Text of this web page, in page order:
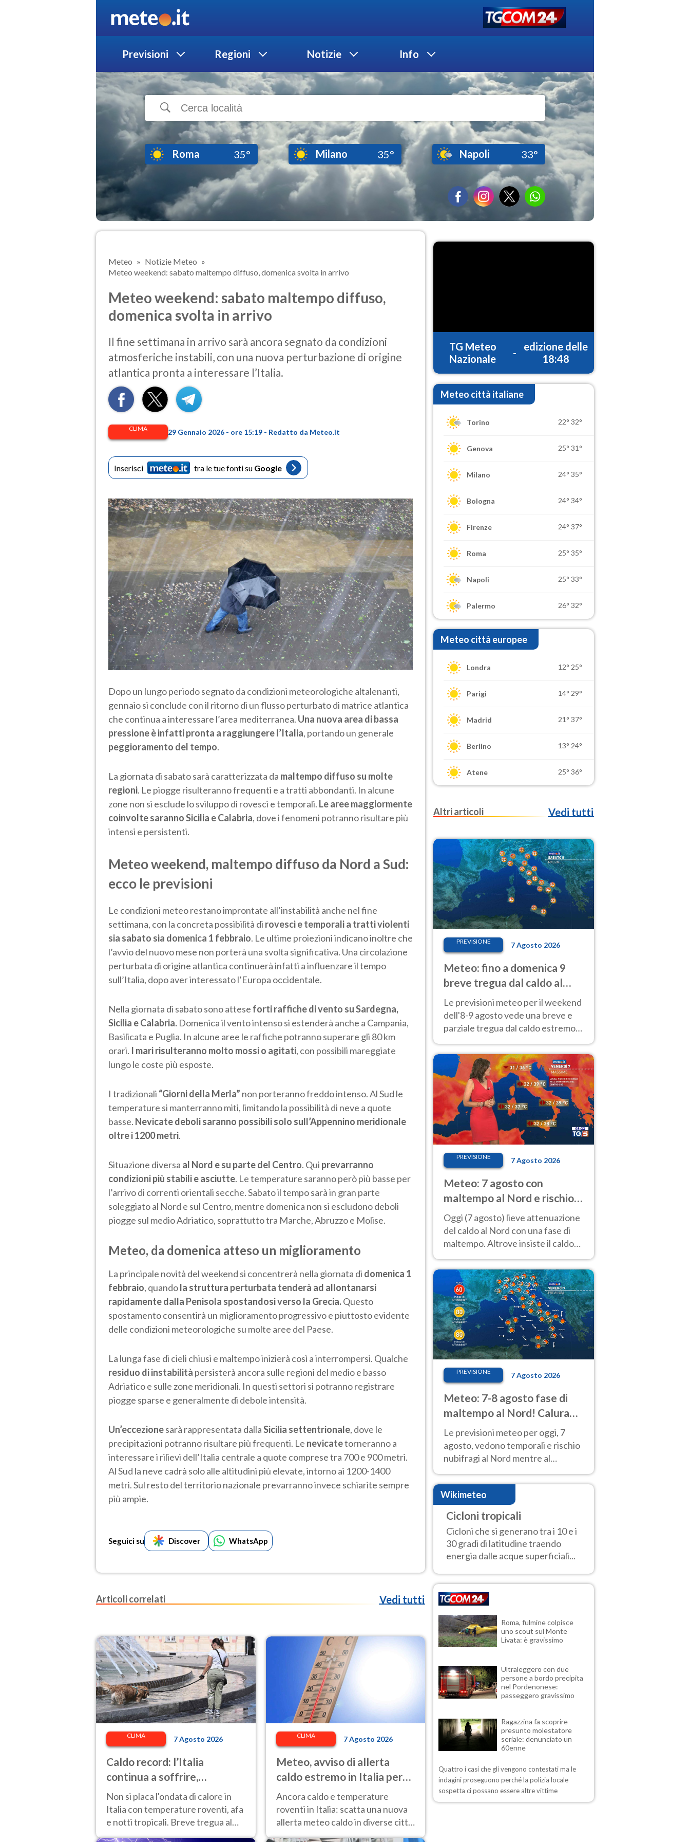
Previsioni Regioni Notizie Info
Roma 35° Milano 35° Napoli 33°
Meteo
Notizie Meteo
Meteo weekend: sabato maltempo diffuso, domenica svolta in arrivo
Meteo weekend: sabato maltempo diffuso,
domenica svolta in arrivo
Il fine settimana in arrivo sarà ancora segnato da condizioni
atmosferiche instabili, con una nuova perturbazione di origine
atlantica pronta a interessare l’Italia.
CLIMA 29 Gennaio 2026 - ore 15:19 - Redatto da Meteo.it
Inserisci tra le tue fonti su Google
Dopo un lungo periodo segnato da condizioni meteorologiche altalenanti,
gennaio si conclude con il ritorno di un flusso perturbato di matrice atlantica
che continua a interessare l’area mediterranea. Una nuova area di bassa
pressione è infatti pronta a raggiungere l’Italia, portando un generale
peggioramento del tempo.
La giornata di sabato sarà caratterizzata da maltempo diffuso su molte
regioni. Le piogge risulteranno frequenti e a tratti abbondanti. In alcune
zone non si esclude lo sviluppo di rovesci e temporali. Le aree maggiormente
coinvolte saranno Sicilia e Calabria, dove i fenomeni potranno risultare più
intensi e persistenti.
Meteo weekend, maltempo diffuso da Nord a Sud:
ecco le previsioni
Le condizioni meteo restano improntate all’instabilità anche nel fine
settimana, con la concreta possibilità di rovesci e temporali a tratti violenti
sia sabato sia domenica 1 febbraio. Le ultime proiezioni indicano inoltre che
l’avvio del nuovo mese non porterà una svolta significativa. Una circolazione
perturbata di origine atlantica continuerà infatti a influenzare il tempo
sull’Italia, dopo aver interessato l’Europa occidentale.
Nella giornata di sabato sono attese forti raffiche di vento su Sardegna,
Sicilia e Calabria. Domenica il vento intenso si estenderà anche a Campania,
Basilicata e Puglia. In alcune aree le raffiche potranno superare gli 80 km
orari. I mari risulteranno molto mossi o agitati, con possibili mareggiate
lungo le coste più esposte.
I tradizionali “Giorni della Merla” non porteranno freddo intenso. Al Sud le
temperature si manterranno miti, limitando la possibilità di neve a quote
basse. Nevicate deboli saranno possibili solo sull’Appennino meridionale
oltre i 1200 metri.
Situazione diversa al Nord e su parte del Centro. Qui prevarranno
condizioni più stabili e asciutte. Le temperature saranno però più basse per
l’arrivo di correnti orientali secche. Sabato il tempo sarà in gran parte
soleggiato al Nord e sul Centro, mentre domenica non si escludono deboli
piogge sul medio Adriatico, soprattutto tra Marche, Abruzzo e Molise.
Meteo, da domenica atteso un miglioramento
La principale novità del weekend si concentrerà nella giornata di domenica 1
febbraio, quandola struttura perturbata tenderà ad allontanarsi
rapidamente dalla Penisola spostandosi verso la Grecia.Questo
spostamento consentirà un miglioramento progressivo e piuttosto evidente
delle condizioni meteorologiche su molte aree del Paese.
La lunga fase di cieli chiusi e maltempo inizierà così a interrompersi. Qualche
residuo di instabilità persisterà ancora sulle regioni del medio e basso
Adriatico e sulle zone meridionali. In questi settori si potranno registrare
piogge sparse e generalmente di debole intensità.
Un’eccezionesarà rappresentata dallaSicilia settentrionale, dove le
precipitazioni potranno risultare più frequenti. Le nevicatetorneranno a
interessare i rilievi dell’Italia centrale a quote comprese tra 700 e 900 metri.
Al Sud la neve cadrà solo alle altitudini più elevate, intorno ai 1200-1400
metri. Sul resto del territorio nazionale prevarranno invece schiarite sempre
più ampie.
Seguici su Discover WhatsApp
Articoli correlati Vedi tutti
CLIMA 7 Agosto 2026
Caldo record: l’Italia
continua a soffrire,
temperature oltre 40°C e
afa per altri 10 giorni
Non si placa l'ondata di calore in
Italia con temperature roventi, afa
e notti tropicali. Breve tregua al
Nord.
CLIMA 7 Agosto 2026
Meteo, avviso di allerta
caldo estremo in Italia per
l'8 agosto 2026: le città a
rischio per il Ministero della
Salute
Ancora caldo e temperature
roventi in Italia: scatta una nuova
allerta meteo caldo in diverse città
contrassegnate dal bollino rosso e
TG Meteo
Nazionale
-
edizione delle
18:48
Meteo città italiane
Torino 22° 32°
Genova 25° 31°
Milano 24° 35°
Bologna 24° 34°
Firenze 24° 37°
Roma 25° 35°
Napoli 25° 33°
Palermo 26° 32°
Meteo città europee
Londra 12° 25°
Parigi 14° 29°
Madrid 21° 37°
Berlino 13° 24°
Atene 25° 36°
Altri articoli Vedi tutti
PREVISIONE 7 Agosto 2026
Meteo: fino a domenica 9
breve tregua dal caldo al
Nord! Altrove calura e afa
Le previsioni meteo per il weekend
dell'8-9 agosto vede una breve e
parziale tregua dal caldo estremo
40 gradi.
PREVISIONE 7 Agosto 2026
Meteo: 7 agosto con
maltempo al Nord e rischio
nubifragi. Altrove caldo
estremo
Oggi (7 agosto) lieve attenuazione
del caldo al Nord con una fase di
maltempo. Altrove insiste il caldo
previsioni
PREVISIONE 7 Agosto 2026
Meteo: 7-8 agosto fase di
maltempo al Nord! Calura
fino a Ferragosto
Le previsioni meteo per oggi, 7
agosto, vedono temporali e rischio
nubifragi al Nord mentre al
Centro-Sud sole e caldo sempre
molto intenso.
Wikimeteo
Cicloni tropicali
Cicloni che si generano tra i 10 e i
30 gradi di latitudine traendo
energia dalle acque superficiali...
Roma, fulmine colpisce
uno scout sul Monte
Livata: è gravissimo
Ultraleggero con due
persone a bordo precipita
nel Pordenonese:
passeggero gravissimo
Ragazzina fa scoprire
presunto molestatore
seriale: denunciato un
60enne
Quattro i casi che gli vengono contestati ma le
indagini proseguono perché la polizia locale
sospetta ci possano essere altre vittime